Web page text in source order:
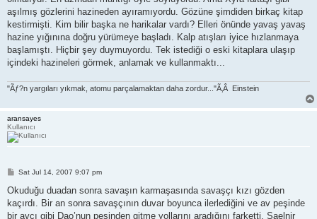
aşılmış gözlerini hazineden ayıramıyordu. Gözüne şimdiden birkaç kitap
kestirmişti. Kim bilir başka ne harikalar vardı? Elleri önünde yavaş yavaş
hazine yığınına doğru yürümeye başladı. Kalp atışları iyice hızlanmaya
başlamıştı. Hiçbir şey duymuyordu. Tek istediği o eski kitaplara ulaşıp
içindeki hazineleri görmek, anlamak ve kullanmaktı...
"Ãƒ?n yargıları yıkmak, atomu parçalamaktan daha zordur..."Ã‚Â Einstein
aransayes
Kullanıcı
P
s
Sat Jul 14, 2007 9:07 pm
Okuduğu duadan sonra savaşın karmaşasında savaşçı kızı gözden
kaçırdı. Bir an sonra savaşçının duvar boyunca ilerlediğini ve av peşinde
bir avcı gibi Dao’nun peşinden gitme yollarını aradığını farketti. Saelnir